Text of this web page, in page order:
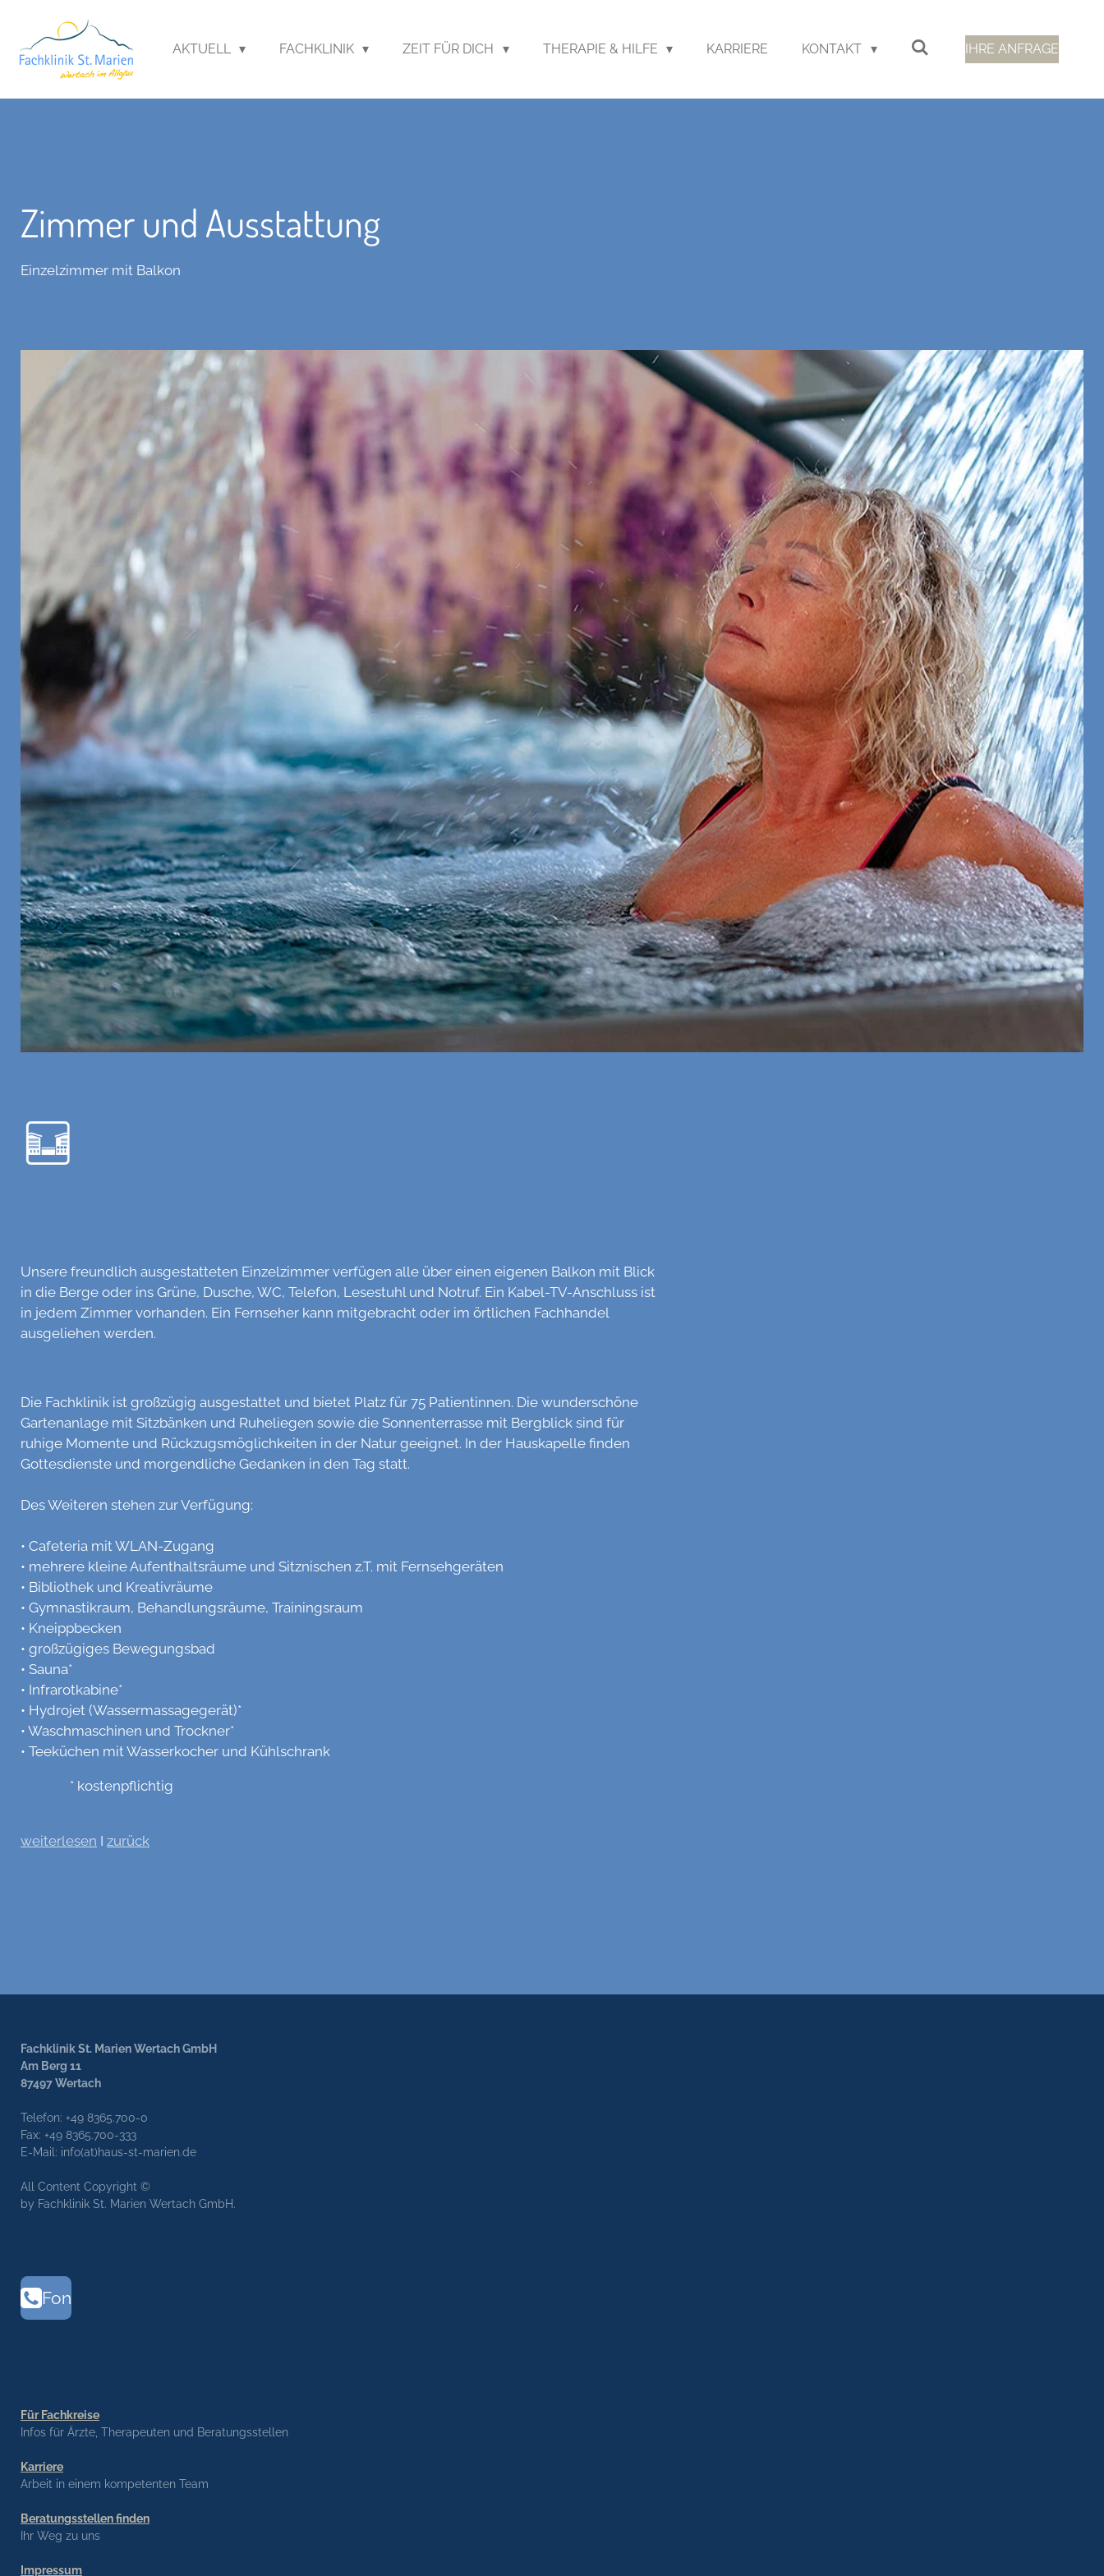
Hauptinhalt
springen
AKTUELL FACHKLINIK ZEIT FÜR DICH THERAPIE & HILFE KARRIERE KONTAKT IHRE ANFRAGE
Zimmer und Ausstattung
Einzelzimmer mit Balkon
Unsere freundlich ausgestatteten Einzelzimmer verfügen alle über einen eigenen Balkon mit Blick
in die Berge oder ins Grüne, Dusche, WC, Telefon, Lesestuhl und Notruf. Ein Kabel-TV-Anschluss ist
in jedem Zimmer vorhanden. Ein Fernseher kann mitgebracht oder im örtlichen Fachhandel
ausgeliehen werden.
Die Fachklinik ist großzügig ausgestattet und bietet Platz für 75 Patientinnen. Die wunderschöne
Gartenanlage mit Sitzbänken und Ruheliegen sowie die Sonnenterrasse mit Bergblick sind für
ruhige Momente und Rückzugsmöglichkeiten in der Natur geeignet. In der Hauskapelle finden
Gottesdienste und morgendliche Gedanken in den Tag statt.
Des Weiteren stehen zur Verfügung:
• Cafeteria mit WLAN-Zugang
• mehrere kleine Aufenthaltsräume und Sitznischen z.T. mit Fernsehgeräten
• Bibliothek und Kreativräume
• Gymnastikraum, Behandlungsräume, Trainingsraum
• Kneippbecken
• großzügiges Bewegungsbad
• Sauna*
• Infrarotkabine*
• Hydrojet (Wassermassagegerät)*
• Waschmaschinen und Trockner*
• Teeküchen mit Wasserkocher und Kühlschrank
* kostenpflichtig
weiterlesen I zurück
Fachklinik St. Marien Wertach GmbH
Am Berg 11
87497 Wertach
Telefon: +49 8365.700-0
Fax: +49 8365.700-333
E-Mail: info(at)haus-st-marien.de
All Content Copyright ©
by Fachklinik St. Marien Wertach GmbH.
Fon
Für Fachkreise
Infos für Ärzte, Therapeuten und Beratungsstellen
Karriere
Arbeit in einem kompetenten Team
Beratungsstellen finden
Ihr Weg zu uns
Impressum